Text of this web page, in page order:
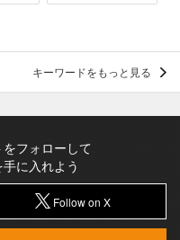
キーワードをもっと見る
フォローして
に入れよう
Follow on X